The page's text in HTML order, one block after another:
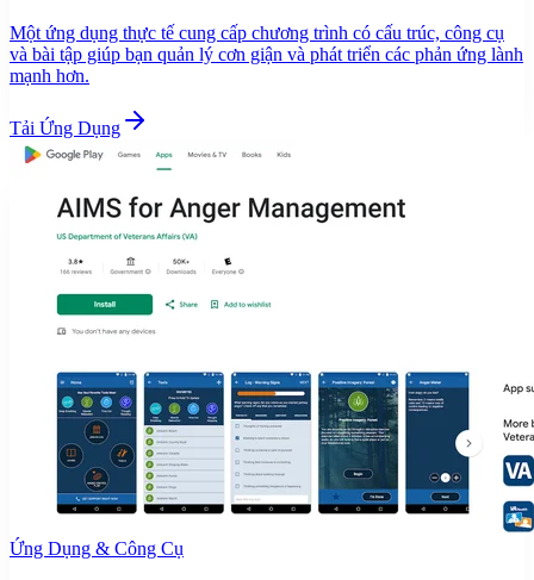
Một ứng dụng thực tế cung cấp chương trình có cấu trúc, công cụ
và bài tập giúp bạn quản lý cơn giận và phát triển các phản ứng lành
mạnh hơn.
Tải Ứng Dụng
Ứng Dụng & Công Cụ